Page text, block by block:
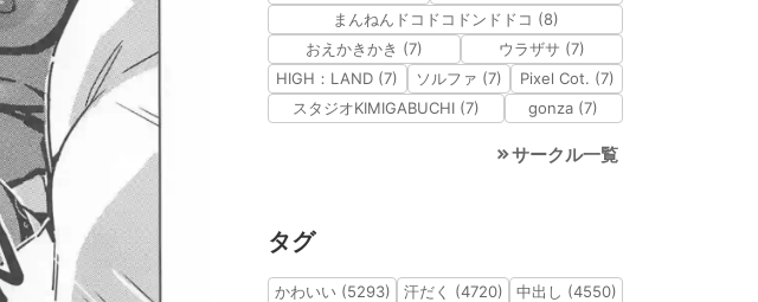
まんねんドコドコドンドドコ (8)
おえかきかき (7)
ウラザサ (7)
HIGH：LAND (7)
ソルファ (7)
Pixel Cot. (7)
スタジオKIMIGABUCHI (7)
gonza (7)
サークル一覧
タグ
かわいい (5293) 汗だく (4720)
中出し (4550)